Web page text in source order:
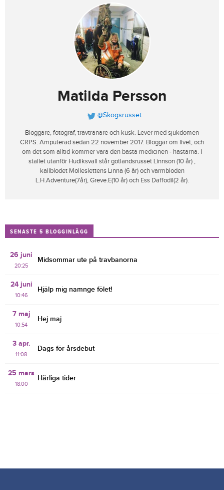
Matilda Persson
@Skogsrusset
Bloggare, fotograf, travtränare och kusk. Lever med sjukdomen
CRPS. Amputerad sedan 22 november 2017. Bloggar om livet, och
om det som alltid kommer vara den bästa medicinen - hästarna. I
stallet utanför Hudiksvall står gotlandsrusset Linnson (10 år) ,
kallblodet Mölleslettens Linna (6 år) och varmbloden
L.H.Adventure(7år), Greve.E(10 år) och Ess Daffodil(2 år).
SENASTE 5 BLOGGINLÄGG
26 juni
20:25
Midsommar ute på travbanorna
24 juni
10:46
Hjälp mig namnge fölet!
7 maj
10:54
Hej maj
3 apr.
11:08
Dags för årsdebut
25 mars
18:00
Härliga tider